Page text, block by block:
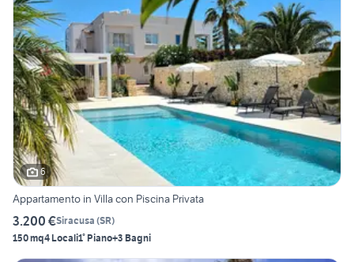
6
Appartamento in Villa con Piscina Privata
3.200 €Siracusa (SR)
150 mq4 Locali1° Piano+3 Bagni